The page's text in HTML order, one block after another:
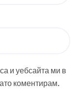
и уебсайта ми в
коментирам.